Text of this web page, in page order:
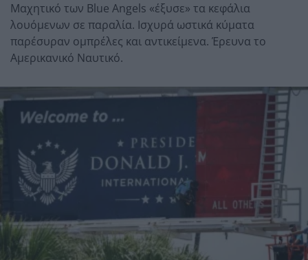
Μαχητικό των Blue Angels «έξυσε» τα κεφάλια
λουόμενων σε παραλία. Ισχυρά ωστικά κύματα
παρέσυραν ομπρέλες και αντικείμενα. Έρευνα το
Αμερικανικό Ναυτικό.